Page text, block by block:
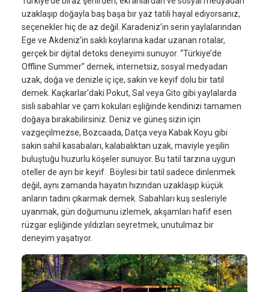
uzaklaşıp doğayla baş başa bir yaz tatili hayal ediyorsanız,
seçenekler hiç de az değil. Karadeniz’in serin yaylalarından
Ege ve Akdeniz’in saklı koylarına kadar uzanan rotalar,
gerçek bir dijital detoks deneyimi sunuyor. “Türkiye’de
Offline Summer” demek, internetsiz, sosyal medyadan
uzak, doğa ve denizle iç içe, sakin ve keyif dolu bir tatil
demek. Kaçkarlar’daki Pokut, Sal veya Gito gibi yaylalarda
sisli sabahlar ve çam kokuları eşliğinde kendinizi tamamen
doğaya bırakabilirsiniz. Deniz ve güneş sizin için
vazgeçilmezse, Bozcaada, Datça veya Kabak Koyu gibi
sakin sahil kasabaları, kalabalıktan uzak, maviyle yeşilin
buluştuğu huzurlu köşeler sunuyor. Bu tatil tarzına uygun
oteller de ayrı bir keyif. Böylesi bir tatil sadece dinlenmek
değil, aynı zamanda hayatın hızından uzaklaşıp küçük
anların tadını çıkarmak demek. Sabahları kuş sesleriyle
uyanmak, gün doğumunu izlemek, akşamları hafif esen
rüzgar eşliğinde yıldızları seyretmek, unutulmaz bir
deneyim yaşatıyor.